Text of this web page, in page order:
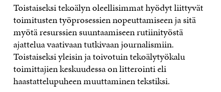
Toistaiseksi tekoälyn oleellisimmat hyödyt liittyvät
toimitusten työprosessien nopeuttamiseen ja sitä
myötä resurssien suuntaamiseen rutiinityöstä
ajattelua vaativaan tutkivaan journalismiin.
Toistaiseksi yleisin ja toivotuin tekoälytyökalu
toimittajien keskuudessa on litterointi eli
haastattelupuheen muuttaminen tekstiksi.